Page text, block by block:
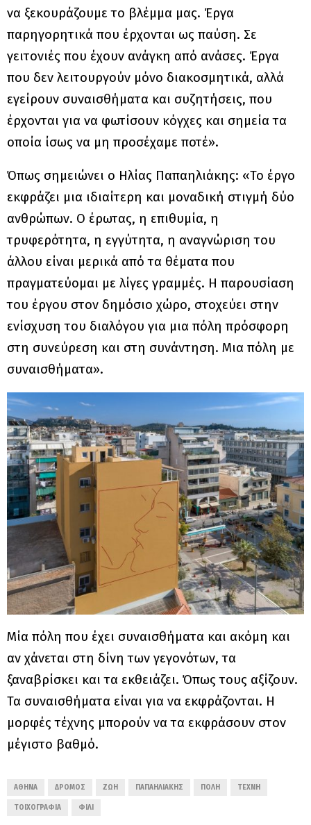
να ξεκουράζουμε το βλέμμα μας. Έργα
παρηγορητικά που έρχονται ως παύση. Σε
γειτονιές που έχουν ανάγκη από ανάσες. Έργα
που δεν λειτουργούν μόνο διακοσμητικά, αλλά
εγείρουν συναισθήματα και συζητήσεις, που
έρχονται για να φωτίσουν κόγχες και σημεία τα
οποία ίσως να μη προσέχαμε ποτέ».
Όπως σημειώνει ο Ηλίας Παπαηλιάκης: «Το έργο
εκφράζει μια ιδιαίτερη και μοναδική στιγμή δύο
ανθρώπων. Ο έρωτας, η επιθυμία, η
τρυφερότητα, η εγγύτητα, η αναγνώριση του
άλλου είναι μερικά από τα θέματα που
πραγματεύομαι με λίγες γραμμές. Η παρουσίαση
του έργου στον δημόσιο χώρο, στοχεύει στην
ενίσχυση του διαλόγου για μια πόλη πρόσφορη
στη συνεύρεση και στη συνάντηση. Μια πόλη με
συναισθήματα».
Μία πόλη που έχει συναισθήματα και ακόμη και
αν χάνεται στη δίνη των γεγονότων, τα
ξαναβρίσκει και τα εκθειάζει. Όπως τους αξίζουν.
Τα συναισθήματα είναι για να εκφράζονται. Η
μορφές τέχνης μπορούν να τα εκφράσουν στον
μέγιστο βαθμό.
ΑΘΉΝΑ ΔΡΌΜΟΣ ΖΩΉ ΠΑΠΑΗΛΙΆΚΗΣ ΠΌΛΗ ΤΈΧΝΗ
ΤΟΙΧΟΓΡΑΦΊΑ ΦΙΛΊ